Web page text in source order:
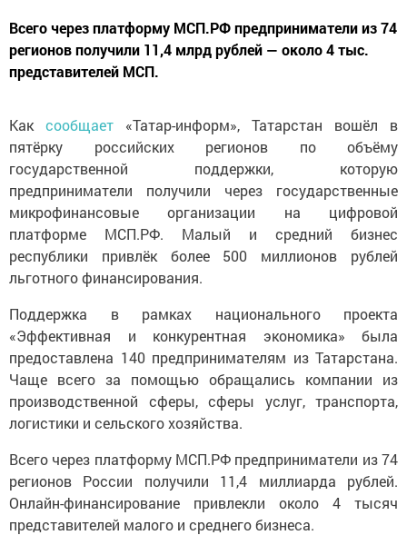
Всего через платформу МСП.РФ предприниматели из 74
регионов получили 11,4 млрд рублей — около 4 тыс.
представителей МСП.
Как сообщает «Татар-информ», Татарстан вошёл в
пятёрку российских регионов по объёму
государственной поддержки, которую
предприниматели получили через государственные
микрофинансовые организации на цифровой
платформе МСП.РФ. Малый и средний бизнес
республики привлёк более 500 миллионов рублей
льготного финансирования.
Поддержка в рамках национального проекта
«Эффективная и конкурентная экономика» была
предоставлена 140 предпринимателям из Татарстана.
Чаще всего за помощью обращались компании из
производственной сферы, сферы услуг, транспорта,
логистики и сельского хозяйства.
Всего через платформу МСП.РФ предприниматели из 74
регионов России получили 11,4 миллиарда рублей.
Онлайн-финансирование привлекли около 4 тысяч
представителей малого и среднего бизнеса.